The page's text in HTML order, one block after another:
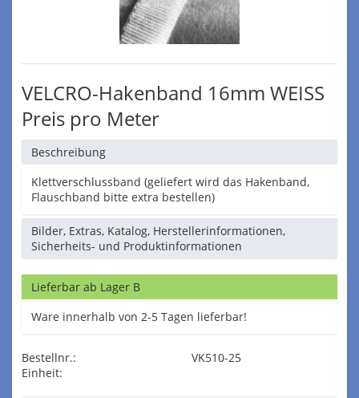
VELCRO-Hakenband 16mm WEISS
Preis pro Meter
Beschreibung
Klettverschlussband (geliefert wird das Hakenband,
Flauschband bitte extra bestellen)
Bilder, Extras, Katalog, Herstellerinformationen,
Sicherheits- und Produktinformationen
Lieferbar ab Lager B
Ware innerhalb von 2-5 Tagen lieferbar!
Bestellnr.:
VK510-25
Einheit: